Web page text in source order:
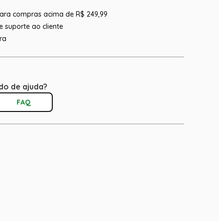
compras acima de R$ 249,99
suporte ao cliente
de ajuda?
FAQ